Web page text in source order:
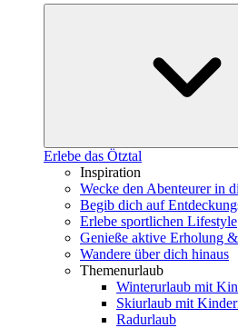
Erlebe das Ötztal
Inspiration
Wecke den Abenteurer in
Begib dich auf
Erlebe sportlichen Lifestyle
Genieße aktive Erholung
Wandere über dich hinaus
Themenurlaub
Winterurlaub mit
Skiurlaub mit
Radurlaub